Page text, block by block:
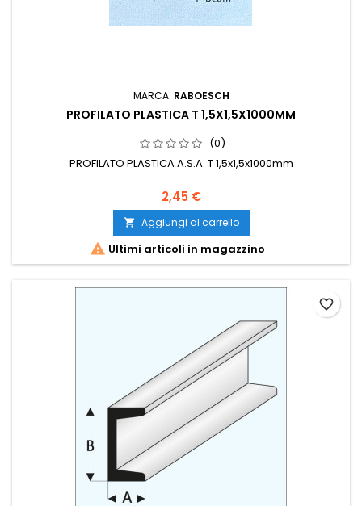
MARCA: RABOESCH
PROFILATO PLASTICA T 1,5X1,5X1000MM
(0)
PROFILATO PLASTICA A.S.A. T 1,5x1,5x1000mm
2,45 €
 Aggiungi al carrello
 Ultimi articoli in magazzino
favorite_border